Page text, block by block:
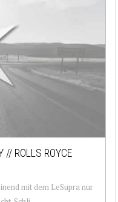
// ROLLS ROYCE
mit dem LeSupra nur